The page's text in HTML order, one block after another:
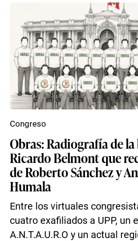
Obras: Radiografía de
Ricardo Belmont que
de Roberto Sánchez y
Humala
Entre los virtuales
cuatro exafiliados a UPP, un
A.N.T.A.U.R.O y un actual
Congreso